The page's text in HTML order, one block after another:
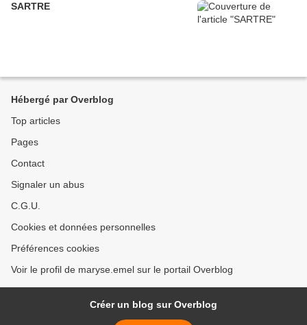
SARTRE
Hébergé par Overblog
Top articles
Pages
Contact
Signaler un abus
C.G.U.
Cookies et données personnelles
Préférences cookies
Voir le profil de maryse.emel sur le portail Overblog
Créer un blog sur Overblog